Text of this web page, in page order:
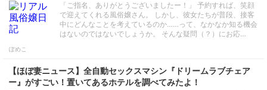
「ご指名、ありがとうございましたー！」 予約すれば、笑顔
で迎えてくれる風俗嬢さん。 しかし、彼女たちが普段、接客
中にどんなことを考えているのか……って、なかなか知る機会
はないのではないでしょうか。 そんな疑問（？）にお応…
ぽめこ
【ほぼ妻ニュース】全自動セックスマシン『ドリームラブチェア
ー』がすごい！置いてあるホテルを調べてみたよ！